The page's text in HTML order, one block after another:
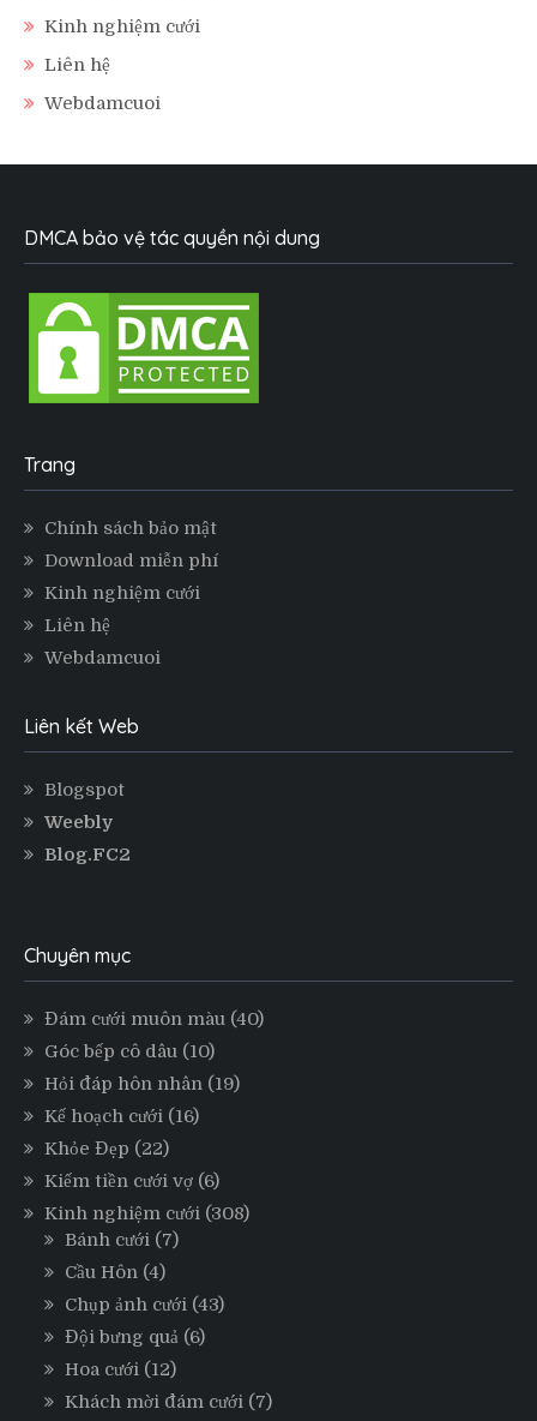
Kinh nghiệm cưới
Liên hệ
Webdamcuoi
DMCA bảo vệ tác quyền nội dung
Trang
Chính sách bảo mật
Download miễn phí
Kinh nghiệm cưới
Liên hệ
Webdamcuoi
Liên kết Web
Blogspot
Weebly
Blog.FC2
Chuyên mục
Đám cưới muôn màu (40)
Góc bếp cô dâu (10)
Hỏi đáp hôn nhân (19)
Kế hoạch cưới (16)
Khỏe Đẹp (22)
Kiếm tiền cưới vợ (6)
Kinh nghiệm cưới (308)
Bánh cưới (7)
Cầu Hôn (4)
Chụp ảnh cưới (43)
Đội bưng quả (6)
Hoa cưới (12)
Khách mời đám cưới (7)